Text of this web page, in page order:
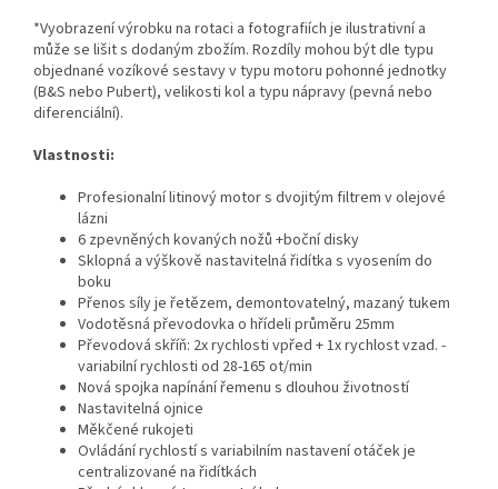
*Vyobrazení výrobku na rotaci a fotografiích je ilustrativní a
může se lišit s dodaným zbožím. Rozdíly mohou být dle typu
objednané vozíkové sestavy v typu motoru pohonné jednotky
(B&S nebo Pubert), velikosti kol a typu nápravy (pevná nebo
diferenciální).
Vlastnosti:
Profesionalní litinový motor s dvojitým filtrem v olejové
lázni
6 zpevněných kovaných nožů +boční disky
Sklopná a výškově nastavitelná řidítka s vyosením do
boku
Přenos síly je řetězem, demontovatelný, mazaný tukem
Vodotěsná převodovka o hřídeli průměru 25mm
Převodová skříň: 2x rychlosti vpřed + 1x rychlost vzad. -
variabilní rychlosti od 28-165 ot/min
Nová spojka napínání řemenu s dlouhou životností
Nastavitelná ojnice
Měkčené rukojeti
Ovládání rychlostí s variabilním nastavení otáček je
centralizované na řidítkách